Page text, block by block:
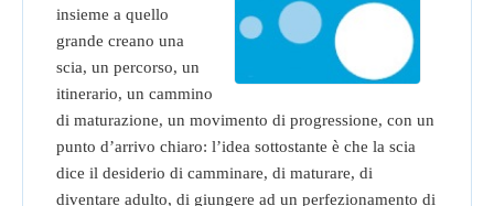
insieme a quello
grande creano una
scia, un percorso, un
itinerario, un cammino
di maturazione, un movimento di progressione, con un
punto d’arrivo chiaro: l’idea sottostante è che la scia
dice il desiderio di camminare, di maturare, di
diventare adulto, di giungere ad un perfezionamento di